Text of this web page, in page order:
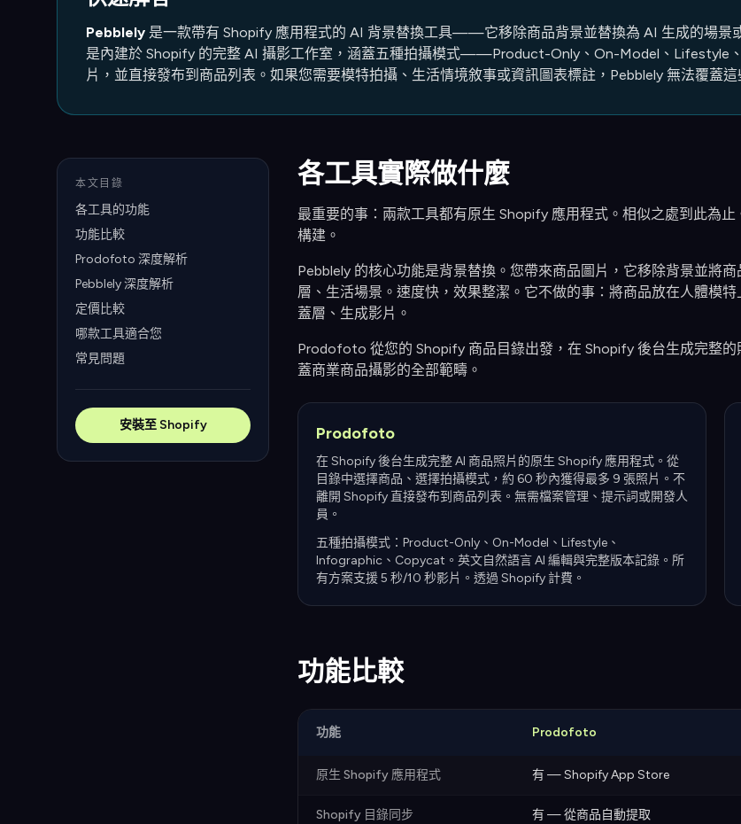
Pebblely 是一款帶有 Shopify 應用程式的 AI 背景替換工具——它移除商品背景並替換為 AI 生成的場景
是內建於 Shopify 的完整 AI 攝影工作室，涵蓋五種拍攝模式——Product-Only、On-Model、
片，並直接發布到商品列表。如果您需要模特拍攝、生活情境敘事或資訊圖表標註，Pebblely 無法覆蓋
本文目錄
各工具的功能
功能比較
Prodofoto 深度解析
Pebblely 深度解析
定價比較
哪款工具適合您
常見問題
安裝至 Shopify
各工具實際做什麼
最重要的事：兩款工具都有原生 Shopify 應用程式。相似之處到此為
構建。
Pebblely 的核心功能是背景替換。您帶來商品圖片，它移除背景並
層、生活場景。速度快，效果整潔。它不做的事：將商品放在人體模
蓋層、生成影片。
Prodofoto 從您的 Shopify 商品目錄出發，在 Shopify 後台生成完整
蓋商業商品攝影的全部範疇。
Prodofoto
在 Shopify 後台生成完整 AI 商品照片的原生 Shopify 應用程式。從
目錄中選擇商品、選擇拍攝模式，約 60 秒內獲得最多 9 張照片。不
離開 Shopify 直接發布到商品列表。無需檔案管理、提示詞或開發人
員。
五種拍攝模式：Product-Only、On-Model、Lifestyle、
Infographic、Copycat。英文自然語言 AI 編輯與完整版本記錄。所
有方案支援 5 秒/10 秒影片。透過 Shopify 計費。
功能比較
功能 Prodofoto
原生 Shopify 應用程式 有 — Shopify App Store
Shopify 目錄同步 有 — 從商品自動提取